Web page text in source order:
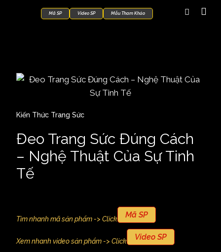
Mã SP Video SP Mẫu Tham Khảo
Kiến Thức Trang Sức
Đeo Trang Sức Đúng Cách
– Nghệ Thuật Của Sự Tinh
Tế
Tìm nhanh mã sản phẩm -> Click Mã SP
Xem nhanh video sản phẩm -> Click Video SP